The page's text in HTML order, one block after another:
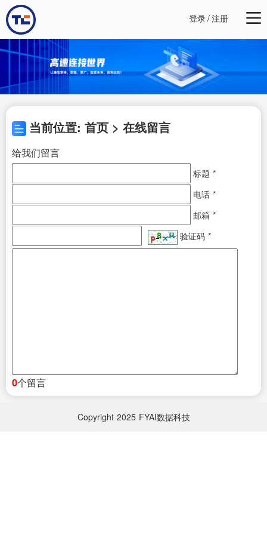
登录/注册
当前位置: 首页 > 在线留言
给我们留言
标题 *
电话 *
邮箱 *
验证码 *
0个留言
Copyright 2025 FYAI数据科技